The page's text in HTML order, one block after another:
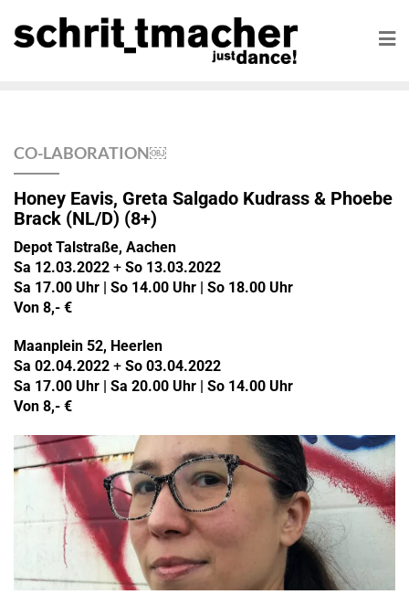
CO-LABORATION￼
Honey Eavis, Greta Salgado Kudrass & Phoebe
Brack (NL/D) (8+)
Depot Talstraße, Aachen
Sa 12.03.2022 + So 13.03.2022
Sa 17.00 Uhr | So 14.00 Uhr | So 18.00 Uhr
Von 8,- €
Maanplein 52, Heerlen
Sa 02.04.2022 + So 03.04.2022
Sa 17.00 Uhr | Sa 20.00 Uhr | So 14.00 Uhr
Von 8,- €